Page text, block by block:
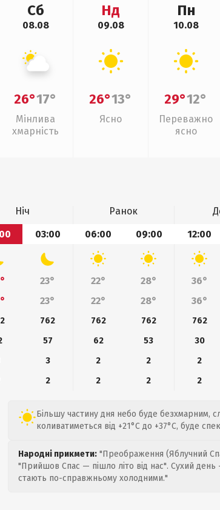
Сб
08.08
26°17°
Мінлива
хмарність
Нд
09.08
26°13°
Ясно
Пн
10.08
29°12°
Переважно
ясно
Ніч Ранок
03:00 06:00 09:00 12:00
23° 22° 28° 36°
23° 22° 28° 36°
762 762 762 762
57 62 53 30
3 2 2 2
2 2 2 2
Більшу частину дня небо буде безхмарним,
коливатиметься від +21°C до +37°C, буде
Народні прикмети: "Преображення (Яблучний
"Прийшов Спас — пішло літо від нас". Сухий
стають по-справжньому холодними."